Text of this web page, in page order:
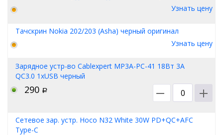
Узнать цену
Тачскрин Nokia 202/203 (Asha) черный оригинал
Узнать цену
Зарядное устр-во Cablexpert MP3A-PC-41 18Вт 3А
QC3.0 1xUSB черный
290 Р
Сетевое зар. устр. Hoco N32 White 30W PD+QC+AFC
Type-C